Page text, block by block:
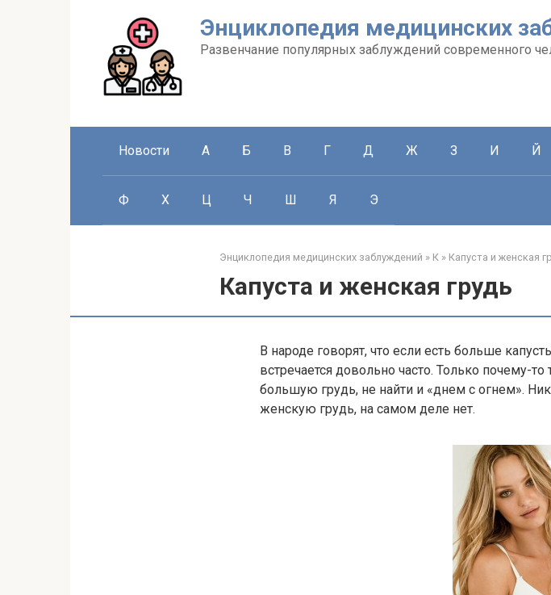
Энциклопедия медицинских
Развенчание популярных заблуждений современного
Новости А Б В Г Д Ж З И Й
Ф Х Ц Ч Ш Я Э
Энциклопедия медицинских заблуждений » К » Капуста и женская
Капуста и женская грудь
В народе говорят, что если есть больше
встречается довольно часто. Только почему-
большую грудь, не найти и «днем с огнем».
женскую грудь, на самом деле нет.